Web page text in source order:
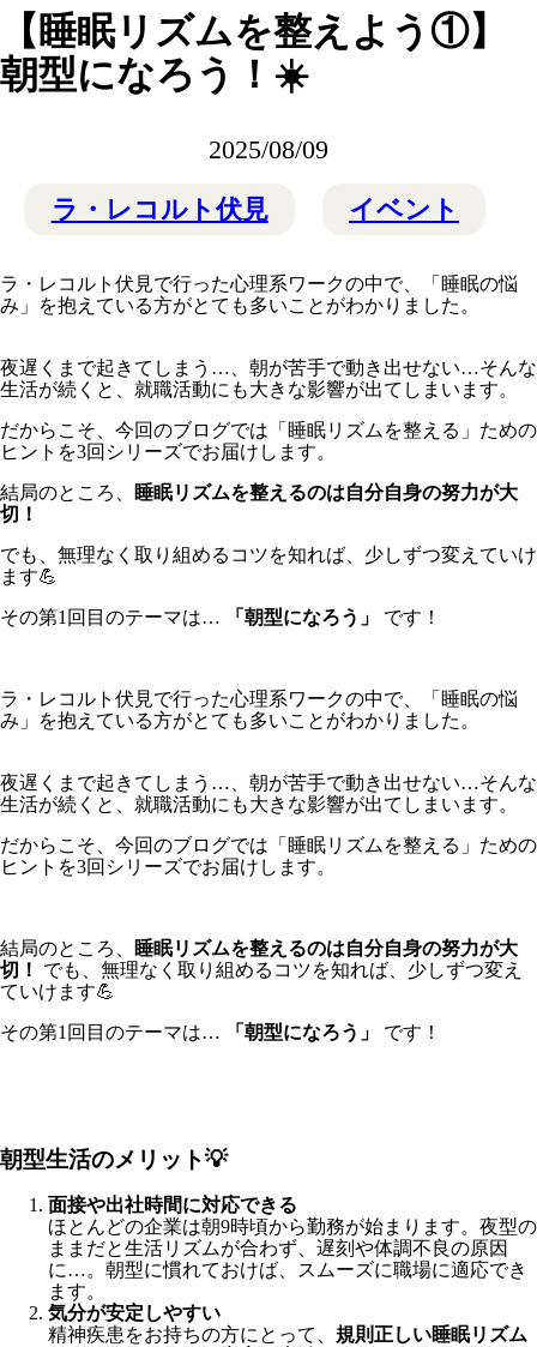
【睡眠リズムを整えよう①】
朝型になろう！☀️
2025/08/09
ラ・レコルト伏見
イベント
ラ・レコルト伏見で行った心理系ワークの中で、「睡眠の悩
み」を抱えている方がとても多いことがわかりました。
夜遅くまで起きてしまう…、朝が苦手で動き出せない…そんな
生活が続くと、就職活動にも大きな影響が出てしまいます。
だからこそ、今回のブログでは「睡眠リズムを整える」ための
ヒントを3回シリーズでお届けします。
結局のところ、
睡眠リズムを整えるのは自分自身の努力が大
切！
でも、無理なく取り組めるコツを知れば、少しずつ変えていけ
ます💪
その第1回目のテーマは…
「朝型になろう」 です！
ラ・レコルト伏見で行った心理系ワークの中で、「睡眠の悩
み」を抱えている方がとても多いことがわかりました。
夜遅くまで起きてしまう…、朝が苦手で動き出せない…そんな
生活が続くと、就職活動にも大きな影響が出てしまいます。
だからこそ、今回のブログでは「睡眠リズムを整える」ための
ヒントを3回シリーズでお届けします。
結局のところ、
睡眠リズムを整えるのは自分自身の努力が大
切！
でも、無理なく取り組めるコツを知れば、少しずつ変え
ていけます💪
その第1回目のテーマは…
「朝型になろう」 です！
朝型生活のメリット💡
面接や出社時間に対応できる
ほとんどの企業は朝9時頃から勤務が始まります。夜型の
ままだと生活リズムが合わず、遅刻や体調不良の原因
に…。朝型に慣れておけば、スムーズに職場に適応でき
ます。
気分が安定しやすい
精神疾患をお持ちの方にとって、 規則正しい睡眠リズム